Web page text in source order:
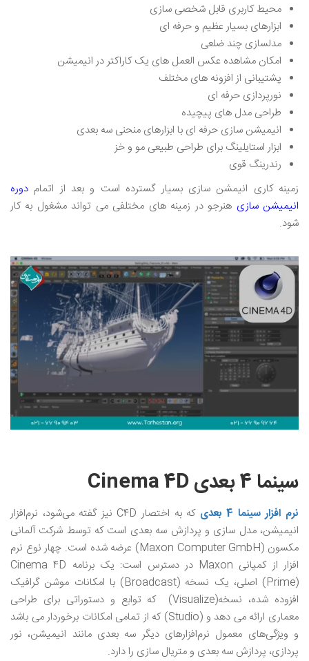
محیط کاربری قابل شخصی سازی
ابزارهای بسیار عظیم و حرفه‌ ای
مدلسازی چند ضلعی
امکان مشاهده عکس العمل های یک کاراکتر در انیمیشن
پشتیبانی از افزونه های مختلف
نورپردازی حرفه ای
طراحی مدل های پیچیده
انیمیشن سازی حرفه ای با ابزارهای منحنی سه بعدی
ابزار استایلینگ برای طراحی طبیعی مو و خز
رندرینگ قوی
زمینه کاری انیمشن سازی بسیار گسترده است و بعد از اتمام دوره
انیمیشن سازی هنرجو در زمینه های مختلفی می تواند مشغول به کار
شود.
سینما 4 بعدی Cinema 4D
نرم افزار سینما 4 بعدی
که به اختصار C4D نیز گفته می‌شود، نرم‌افزار
انیمیشن، مدل سازی و پردازش سه بعدی است که توسط شرکت آلمانی
مکسون (Maxon Computer GmbH) عرضه شده‌ است. چهار نوع نرم
افزار از کمپانی Maxon در دسترس است: یک برنامه Cinema 4D
(Prime) اصلی، یک نسخه (Broadcast) با امکانات موشن گرافیک
افزوده شده، نسخه(Visualize) که توابع و دستوراتی برای طراحی
معماری ارائه می دهد و (Studio) که از تمامی امکانات برخوردار می باشد
و ویژگی‌های معمول نرم‌افزارهای دیگر سه بعدی مانند انیمیشن، نور
پردازی، پردازش سه بعدی و متریال سازی را دارد.